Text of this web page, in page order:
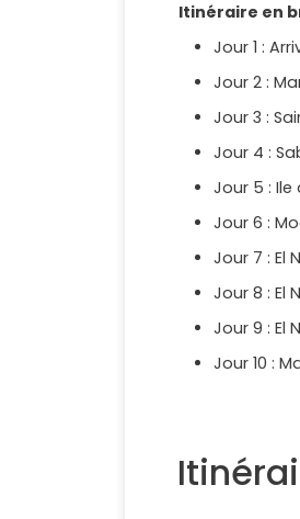
Itinéraire en
Jour 1 :
Jour 2 :
Jour 3 :
Jour 4 :
Jour 5 :
Jour 6 :
Jour 7 : El
Jour 8 : El
Jour 9 : El
Jour 10 :